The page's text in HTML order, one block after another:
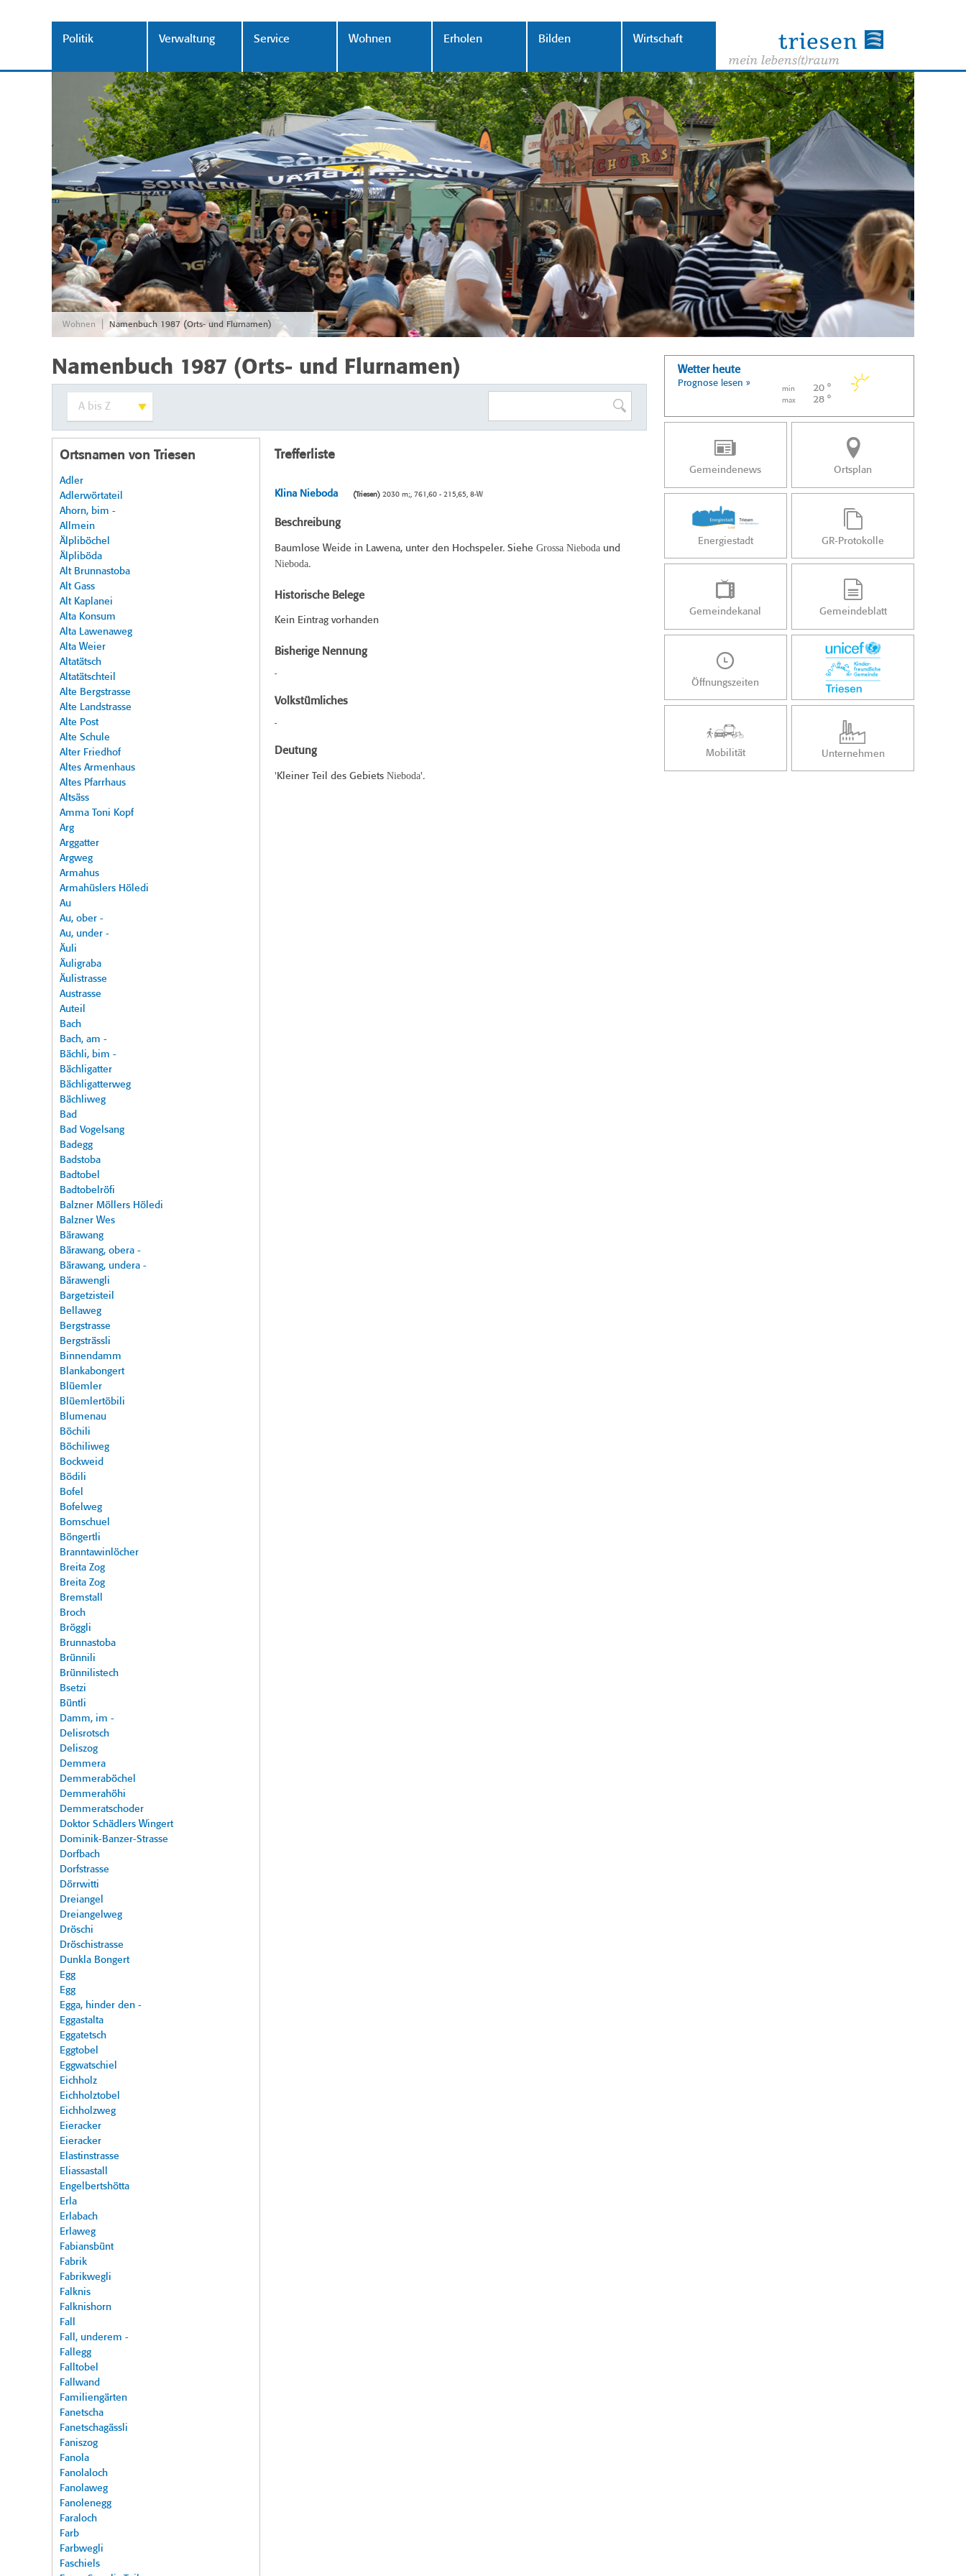
Politik Verwaltung Service Wohnen Erholen Bilden Wirtschaft
Wohnen Namenbuch 1987 (Orts- und Flurnamen)
Namenbuch 1987 (Orts- und Flurnamen)
Ortsnamen von Triesen
Adler
Adlerwörtateil
Ahorn, bim -
Allmein
Älpliböchel
Älpliböda
Alt Brunnastoba
Alt Gass
Alt Kaplanei
Alta Konsum
Alta Lawenaweg
Alta Weier
Altatätsch
Altatätschteil
Alte Bergstrasse
Alte Landstrasse
Alte Post
Alte Schule
Alter Friedhof
Altes Armenhaus
Altes Pfarrhaus
Altsäss
Amma Toni Kopf
Arg
Arggatter
Argweg
Armahus
Armahüslers Höledi
Au
Au, ober -
Au, under -
Äuli
Äuligraba
Äulistrasse
Austrasse
Auteil
Bach
Bach, am -
Bächli, bim -
Bächligatter
Bächligatterweg
Bächliweg
Bad
Bad Vogelsang
Badegg
Badstoba
Badtobel
Badtobelröfi
Balzner Möllers Höledi
Balzner Wes
Bärawang
Bärawang, obera -
Bärawang, undera -
Bärawengli
Bargetzisteil
Bellaweg
Bergstrasse
Bergsträssli
Binnendamm
Blankabongert
Blüemler
Blüemlertöbili
Blumenau
Böchili
Böchiliweg
Bockweid
Bödili
Bofel
Bofelweg
Bomschuel
Böngertli
Branntawinlöcher
Breita Zog
Breita Zog
Bremstall
Broch
Bröggli
Brunnastoba
Brünnili
Brünnilistech
Bsetzi
Büntli
Damm, im -
Delisrotsch
Deliszog
Demmera
Demmeraböchel
Demmerahöhi
Demmeratschoder
Doktor Schädlers Wingert
Dominik-Banzer-Strasse
Dorfbach
Dorfstrasse
Dörrwitti
Dreiangel
Dreiangelweg
Dröschi
Dröschistrasse
Dunkla Bongert
Egg
Egg
Egga, hinder den -
Eggastalta
Eggatetsch
Eggtobel
Eggwatschiel
Eichholz
Eichholztobel
Eichholzweg
Eieracker
Eieracker
Elastinstrasse
Eliassastall
Engelbertshötta
Erla
Erlabach
Erlaweg
Fabiansbünt
Fabrik
Fabrikwegli
Falknis
Falknishorn
Fall
Fall, underem -
Fallegg
Falltobel
Fallwand
Familiengärten
Fanetscha
Fanetschagässli
Faniszog
Fanola
Fanolaloch
Fanolaweg
Fanolenegg
Faraloch
Farb
Farbwegli
Faschiels
Trefferliste
Klina Nieboda (Triesen)2030 m;, 761,60 - 215,65, 8-W
Beschreibung
Baumlose Weide in Lawena, unter den Hochspeler. Siehe Grossa Niebodaund
Nieboda.
Historische Belege
Kein Eintrag vorhanden
Bisherige Nennung
-
Volkstümliches
-
Deutung
'Kleiner Teil des Gebiets Nieboda'.
Wetter heute
Prognose lesen »
min 20 °
max 28 °
Gemeindenews Ortsplan
Energiestadt GR-Protokolle
Gemeindekanal Gemeindeblatt
Öffnungszeiten
Mobilität Unternehmen